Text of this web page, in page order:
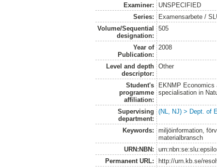
Examiner:
UNSPECIFIED
Series:
Examensarbete /
Volume/Sequential
designation:
505
Year of
Publication:
2008
Level and depth
descriptor:
Other
Student's
programme
affiliation:
EKNMP Economics
specialisation in
Supervising
department:
(NL, NJ) > Dept. of
Keywords:
miljöinformation,
materialbransch
URN:NBN:
Permanent URL:
http://urn.kb.se/